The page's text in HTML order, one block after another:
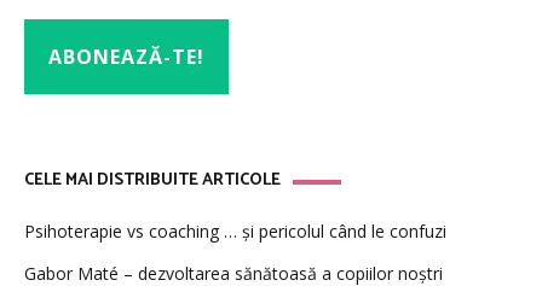
CELE MAI DISTRIBUITE ARTICOLE
Psihoterapie vs coaching … și pericolul când le confuzi
Gabor Maté – dezvoltarea sănătoasă a copiilor noștri